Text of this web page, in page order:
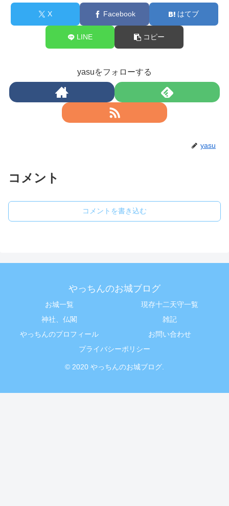
X Facebook はてブ
LINE コピー
yasuをフォローする
yasu
コメント
コメントを書き込む
やっちんのお城ブログ
お城一覧
現存十二天守一覧
神社、仏閣
雑記
やっちんのプロフィール
お問い合わせ
プライバシーポリシー
© 2020 やっちんのお城ブログ.